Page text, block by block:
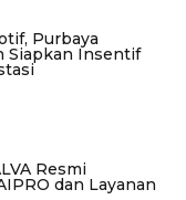
Purbaya
Siapkan Insentif
Resmi
dan Layanan